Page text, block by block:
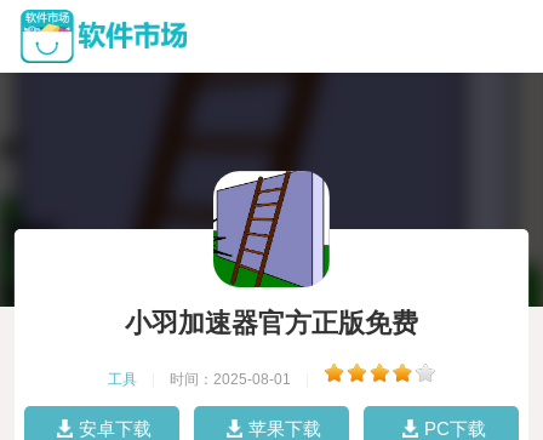
小羽加速器官方正版免费
工具 时间：2025-08-01
安卓下载 苹果下载 PC下载